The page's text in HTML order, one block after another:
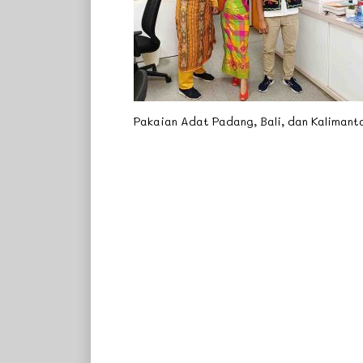
Pakaian Adat Padang, Bali, dan